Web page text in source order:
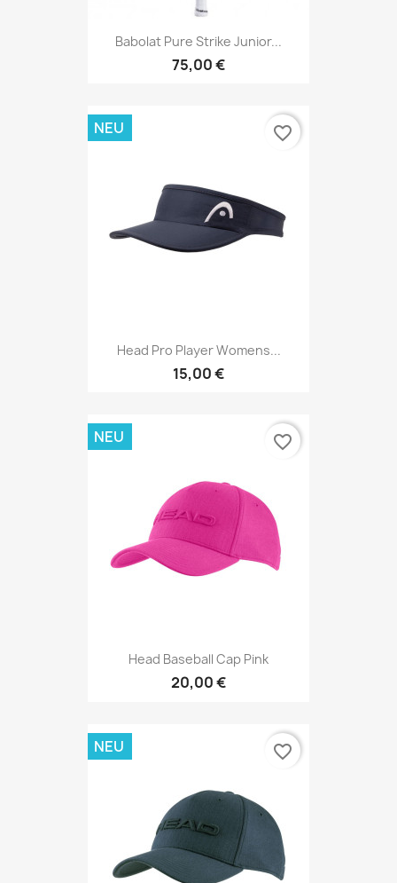
Babolat Pure Strike Junior...
75,00 €
Head Pro Player Womens...
15,00 €
NEU favorite_border
Head Baseball Cap Pink
20,00 €
NEU favorite_border
NEU favorite_border